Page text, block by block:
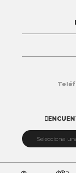

Selecciona